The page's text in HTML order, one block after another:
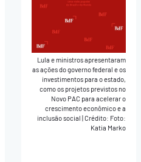
Lula e ministros apresentaram
as ações do governo federal e os
investimentos para o estado,
como os projetos previstos no
Novo PAC para acelerar o
crescimento econômico e a
inclusão social Crédito: Foto:
Katia Marko